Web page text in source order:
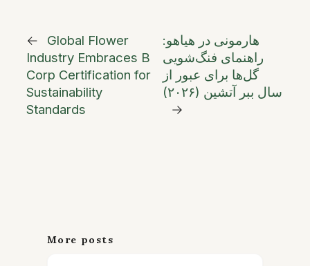
←
Global Flower
Industry Embraces B
Corp Certification for
Sustainability
Standards
هارمونی در هیاهو:
راهنمای فنگ‌شویی
گل‌ها برای عبور از
سال ببر آتشین (۲۰۲۶)
→
More posts